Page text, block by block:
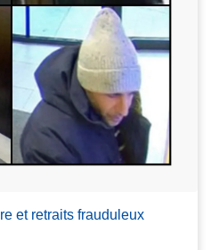
et retraits frauduleux